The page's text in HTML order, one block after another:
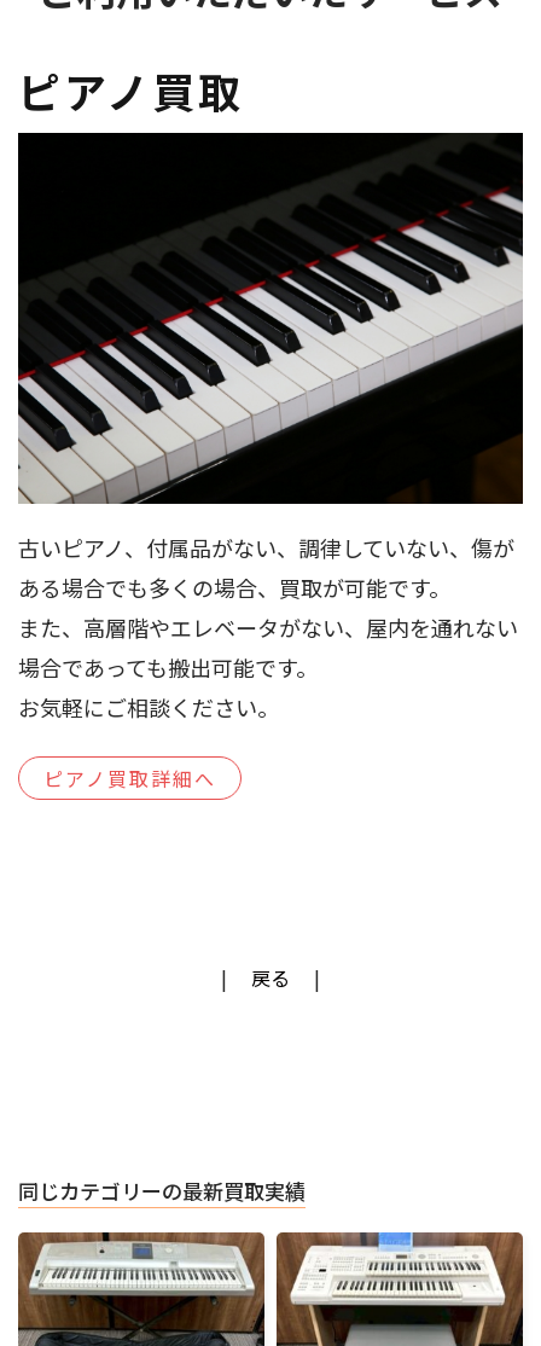
ピアノ買取
古いピアノ、付属品がない、調律していない、傷が
ある場合でも多くの場合、買取が可能です。
また、高層階やエレベータがない、屋内を通れない
場合であっても搬出可能です。
お気軽にご相談ください。
ピアノ買取詳細へ
戻る
同じカテゴリーの最新買取実績